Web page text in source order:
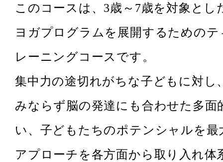
このコースは、3歳～7歳を対象とし
ヨガプログラムを展開するための
レーニングコースです。
集中力の途切れがちな子どもに対し
みならず脳の発達にも合わせた多面
い、子どもたちのポテンシャルを最
アプローチを各方面から取り入れ体